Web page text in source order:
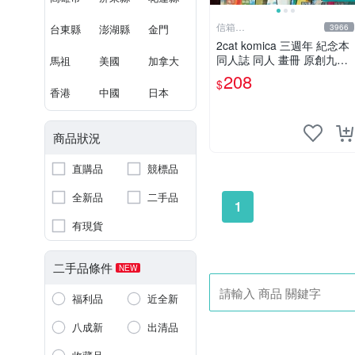
台東縣 澎湖縣 金門
馬祖 美國 加拿大
香港 中國 日本
商品狀況
直購品
競標品
全新品
二手品
有現貨
二手品條件 NEW
福利品
近全新
八成新
出清品
信箱
paul600510@yahoo.com.tw
3966
2cat komica 三週年 紀念本
同人誌 同人 畫冊 原創九成
新
$208
1